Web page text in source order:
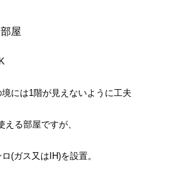
屋
には1階が見えないように工夫
る部屋ですが、
(ガス又はIH)を設置。